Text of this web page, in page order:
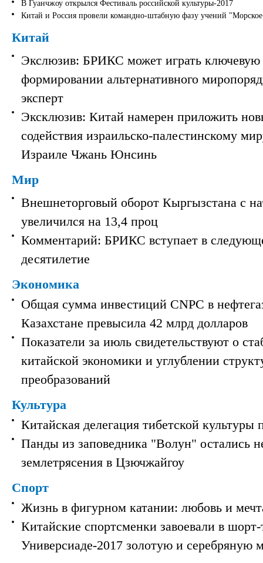
В Гуанчжоу открылся Фестиваль российской культуры-2017
Китай и Россия провели командно-штабную фазу учений
Китай
Экслюзив: БРИКС может играть ключевую
формировании альтернативного
эксперт
Эксклюзив: Китай намерен приложить
содействия израильско-палестинскому
Израиле Чжань Юнсинь
Мир
Внешнеторговый оборот Кыргызстана с
увеличился на 13,4 проц
Комментарий: БРИКС вступает в
десятилетие
Экономика
Общая сумма инвестиций CNPC в
Казахстане превысила 42 млрд долларов
Показатели за июль свидетельствуют о
китайской экономики и углублении
преобразований
Культура
Китайская делегация тибетской культуры
Панды из заповедника "Волун" остались
землетрясения в Цзючжайгоу
Спорт
Жизнь в фигурном катании: любовь и
Китайские спортсменки завоевали в шорт-
Универсиаде-2017 золотую и серебряную